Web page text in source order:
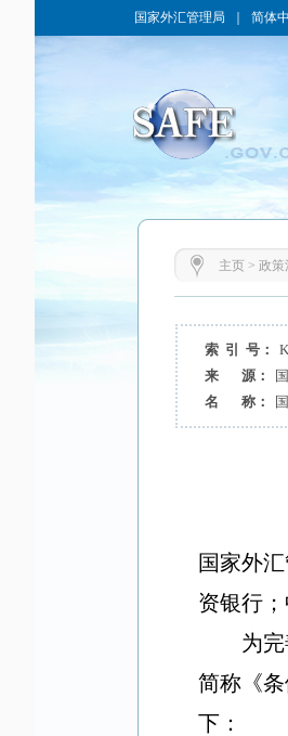
国家外汇管理局 简体
主页> 政策
索 引 号：
来 源：
名 称：
国家外
资银行
为
简称《
下：